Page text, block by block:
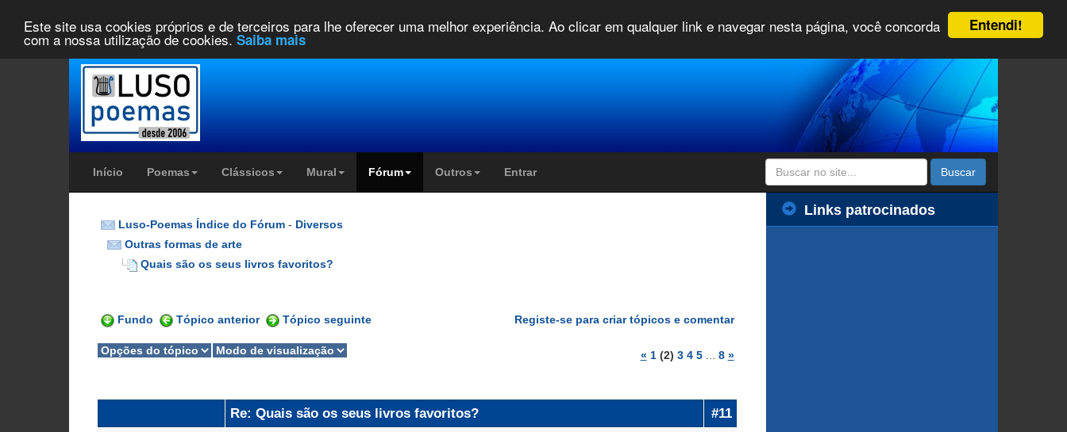
Entendi!
Este site usa cookies próprios e de terceiros para lhe oferecer uma melhor experiência. Ao clicar em qualquer link e navegar nesta página, você concorda
com a nossa utilização de cookies. Saiba mais
Início Poemas Clássicos Mural Fórum Outros Entrar Buscar
Luso-Poemas Índice do Fórum - Diversos
Outras formas de arte
Quais são os seus livros favoritos?
Fundo Tópico anterior Tópico seguinte Registe-se para criar tópicos e comentar
« 1 (2) 3 4 5... 8 »
Re: Quais são os seus livros favoritos? #11
Links patrocinados